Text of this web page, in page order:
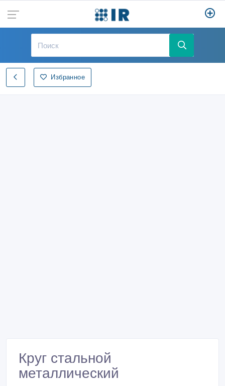
Избранное
Круг стальной
металлический